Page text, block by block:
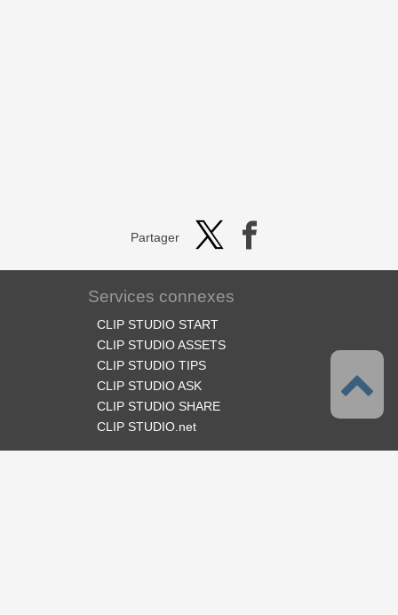
Partager
Services connexes
CLIP STUDIO START
CLIP STUDIO ASSETS
CLIP STUDIO TIPS
CLIP STUDIO ASK
CLIP STUDIO SHARE
CLIP STUDIO.net